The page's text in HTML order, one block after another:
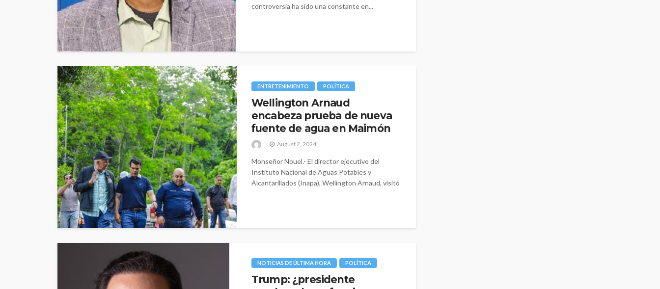
controversia ha sido una constante en...
ENTRETENIMIENTO POLÍTICA
Wellington Arnaud
encabeza prueba de nueva
fuente de agua en Maimón
August 2, 2024
Monseñor Nouel.- El director ejecutivo del
Instituto Nacional de Aguas Potables y
Alcantarillados (Inapa), Wellington Arnaud, visitó
NOTICIAS DE ÚLTIMA HORA POLÍTICA
Trump: ¿presidente